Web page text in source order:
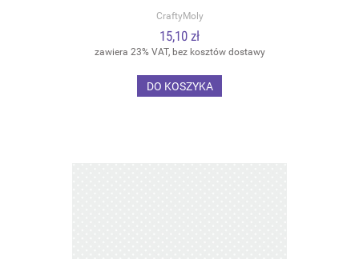
CraftyMoly
15,10 zł
zawiera 23% VAT, bez kosztów dostawy
DO KOSZYKA